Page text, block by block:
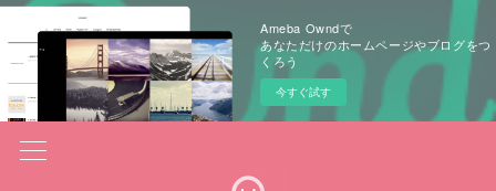
Ameba Owndで
あなただけのホームページやブログをつ
くろう
今すぐ試す